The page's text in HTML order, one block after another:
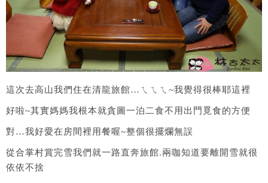
這次去高山我們住在清龍旅館…ㄟㄟㄟ~我覺得很棒耶這裡
好啦~其實媽媽我根本就貪圖一泊二食不用出門覓食的方便
對…我好愛在房間裡用餐喔~整個很擺爛無誤
從合掌村賞完雪我們就一路直奔旅館.兩咖知道要離開雪就很
依依不捨